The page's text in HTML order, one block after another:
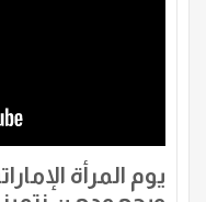
يوم المرأة